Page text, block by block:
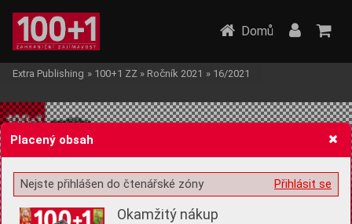
Žádost o souhlas s ukládáním volitelných informací
Domů
Extra Publishing » 100+1 ZZ » Ročník 2021 » 16/2021
Placený obsah
Přihlásit se
Nejste přihlášen do čtenářské zóny
Okamžitý nákup